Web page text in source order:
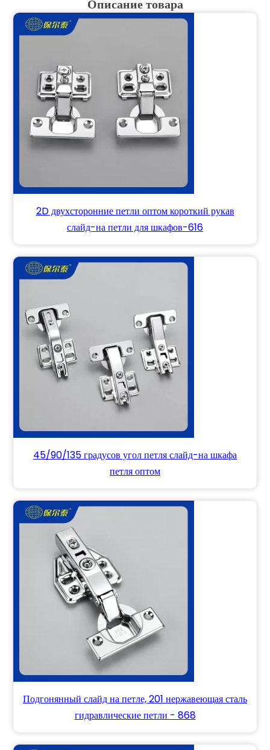
Описание товара
2D двухсторонние петли оптом короткий рукав
слайд-на петли для шкафов-616
45/90/135 градусов угол петля слайд-на шкафа
петля оптом
Подгонянный слайд на петле, 201 нержавеющая сталь
гидравлические петли - 868